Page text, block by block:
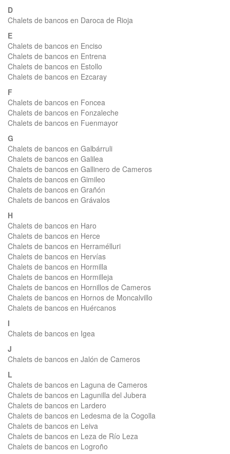
D
Chalets de bancos en Daroca de Rioja
E
Chalets de bancos en Enciso
Chalets de bancos en Entrena
Chalets de bancos en Estollo
Chalets de bancos en Ezcaray
F
Chalets de bancos en Foncea
Chalets de bancos en Fonzaleche
Chalets de bancos en Fuenmayor
G
Chalets de bancos en Galbárruli
Chalets de bancos en Galilea
Chalets de bancos en Gallinero de Cameros
Chalets de bancos en Gimileo
Chalets de bancos en Grañón
Chalets de bancos en Grávalos
H
Chalets de bancos en Haro
Chalets de bancos en Herce
Chalets de bancos en Herramélluri
Chalets de bancos en Hervías
Chalets de bancos en Hormilla
Chalets de bancos en Hormilleja
Chalets de bancos en Hornillos de Cameros
Chalets de bancos en Hornos de Moncalvillo
Chalets de bancos en Huércanos
I
Chalets de bancos en Igea
J
Chalets de bancos en Jalón de Cameros
L
Chalets de bancos en Laguna de Cameros
Chalets de bancos en Lagunilla del Jubera
Chalets de bancos en Lardero
Chalets de bancos en Ledesma de la Cogolla
Chalets de bancos en Leiva
Chalets de bancos en Leza de Río Leza
Chalets de bancos en Logroño